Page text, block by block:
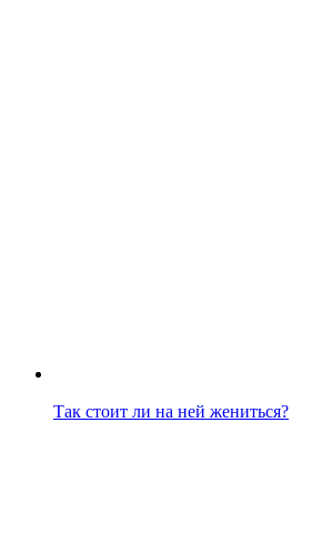
Так стоит ли на ней жениться?